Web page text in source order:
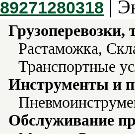
89271280318 |
Растаможка,
Транспортные
Инструменты и
Обслуживание